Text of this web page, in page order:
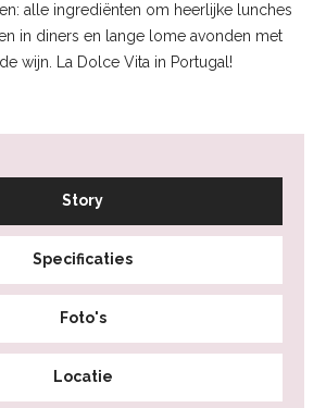
alle ingrediënten om heerlijke lunches
in diners en lange lome avonden met
wijn. La Dolce Vita in Portugal!
Story
Specificaties
Foto's
Locatie